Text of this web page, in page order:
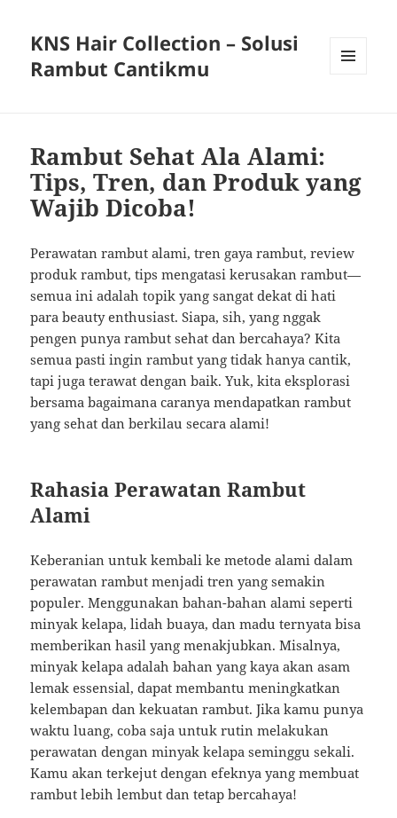
KNS Hair Collection – Solusi
Rambut Cantikmu
Rambut Sehat Ala Alami:
Tips, Tren, dan Produk yang
Wajib Dicoba!
Perawatan rambut alami, tren gaya rambut, review
produk rambut, tips mengatasi kerusakan rambut—
semua ini adalah topik yang sangat dekat di hati
para beauty enthusiast. Siapa, sih, yang nggak
pengen punya rambut sehat dan bercahaya? Kita
semua pasti ingin rambut yang tidak hanya cantik,
tapi juga terawat dengan baik. Yuk, kita eksplorasi
bersama bagaimana caranya mendapatkan rambut
yang sehat dan berkilau secara alami!
Rahasia Perawatan Rambut
Alami
Keberanian untuk kembali ke metode alami dalam
perawatan rambut menjadi tren yang semakin
populer. Menggunakan bahan-bahan alami seperti
minyak kelapa, lidah buaya, dan madu ternyata bisa
memberikan hasil yang menakjubkan. Misalnya,
minyak kelapa adalah bahan yang kaya akan asam
lemak essensial, dapat membantu meningkatkan
kelembapan dan kekuatan rambut. Jika kamu punya
waktu luang, coba saja untuk rutin melakukan
perawatan dengan minyak kelapa seminggu sekali.
Kamu akan terkejut dengan efeknya yang membuat
rambut lebih lembut dan tetap bercahaya!